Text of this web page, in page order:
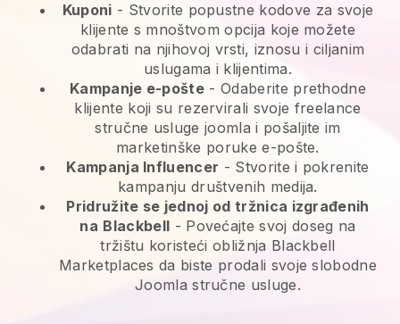
Kuponi - Stvorite popustne kodove za svoje
klijente s mnoštvom opcija koje možete
odabrati na njihovoj vrsti, iznosu i ciljanim
uslugama i klijentima.
Kampanje e-pošte - Odaberite prethodne
klijente koji su rezervirali svoje freelance
stručne usluge joomla i pošaljite im
marketinške poruke e-pošte.
Kampanja Influencer - Stvorite i pokrenite
kampanju društvenih medija.
Pridružite se jednoj od tržnica izgrađenih
na Blackbell - Povećajte svoj doseg na
tržištu koristeći obližnja Blackbell
Marketplaces da biste prodali svoje slobodne
Joomla stručne usluge.